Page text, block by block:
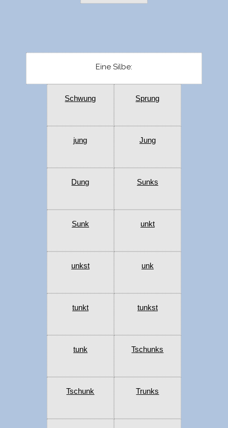
Eine Silbe:
Schwung Sprung
jung Jung
Dung Sunks
Sunk unkt
unkst unk
tunkt tunkst
tunk Tschunks
Tschunk Trunks